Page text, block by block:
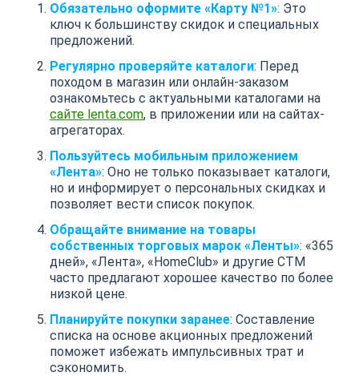
Обязательно оформите «Карту №1»: Это
ключ к большинству скидок и специальных
предложений.
Регулярно проверяйте каталоги: Перед
походом в магазин или онлайн-заказом
ознакомьтесь с актуальными каталогами на
сайте lenta.com, в приложении или на сайтах-
агрегаторах.
Пользуйтесь мобильным приложением
«Лента»: Оно не только показывает каталоги,
но и информирует о персональных скидках и
позволяет вести список покупок.
Обращайте внимание на товары
собственных торговых марок «Ленты»: «365
дней», «Лента», «HomeClub» и другие СТМ
часто предлагают хорошее качество по более
низкой цене.
Планируйте покупки заранее: Составление
списка на основе акционных предложений
поможет избежать импульсивных трат и
сэкономить.